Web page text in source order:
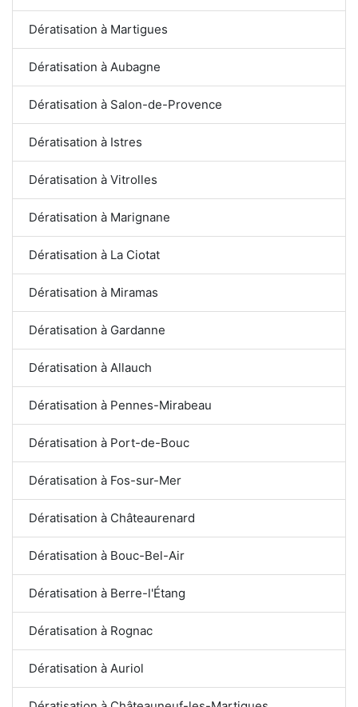
Dératisation à Martigues
Dératisation à Aubagne
Dératisation à Salon-de-Provence
Dératisation à Istres
Dératisation à Vitrolles
Dératisation à Marignane
Dératisation à La Ciotat
Dératisation à Miramas
Dératisation à Gardanne
Dératisation à Allauch
Dératisation à Pennes-Mirabeau
Dératisation à Port-de-Bouc
Dératisation à Fos-sur-Mer
Dératisation à Châteaurenard
Dératisation à Bouc-Bel-Air
Dératisation à Berre-l'Étang
Dératisation à Rognac
Dératisation à Auriol